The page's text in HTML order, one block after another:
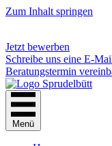
Zum Inhalt springen
Jetzt bewerben
Schreibe uns eine E-
Beratungstermin
Menü